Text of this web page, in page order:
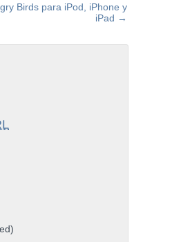
Birds para iPod, iPhone y
iPad →